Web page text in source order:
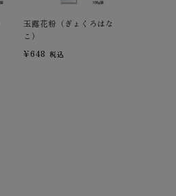
玉露花粉（ぎょくろはな
こ）
¥648 税込